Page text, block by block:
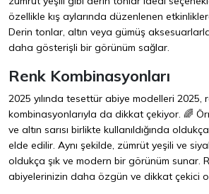
özellikle kış aylarında düzenlenen
Derin tonlar, altın veya gümüş
daha gösterişli bir görünüm sağlar.
Renk Kombinasyonları
2025 yılında tesettür abiye modelleri 2025,
kombinasyonlarıyla da dikkat çekiyor. 🌈
ve altın sarısı birlikte kullanıldığında
elde edilir. Aynı şekilde, zümrüt yeşili ve
oldukça şık ve modern bir görünüm sunar.
abiyelerinizin daha özgün ve dikkat çekici